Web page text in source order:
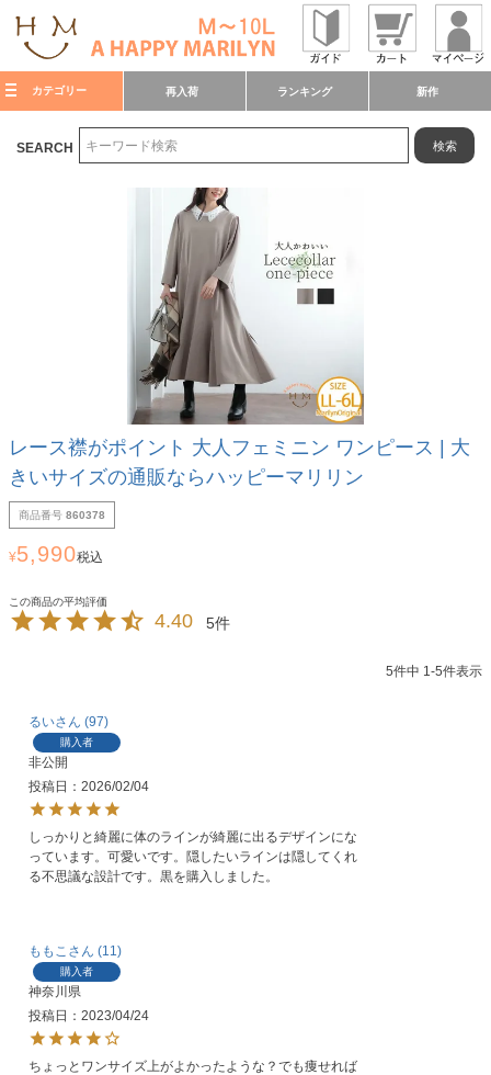
カテゴリー 再入荷 ランキング 新作
SEARCH 検索
レース襟がポイント 大人フェミニン ワンピース | 大
きいサイズの通販ならハッピーマリリン
商品番号 860378
¥5,990税込
4.40 5
5件中 1-5件表示
るい 97
購入者
非公開
投稿日
2026/02/04
しっかりと綺麗に体のラインが綺麗に出るデザインにな
っています。可愛いです。隠したいラインは隠してくれ
る不思議な設計です。黒を購入しました。
ももこ 11
購入者
神奈川県
投稿日
2023/04/24
ちょっとワンサイズ上がよかったような？でも痩せれば